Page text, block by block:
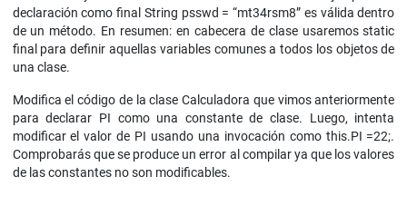
declaración como final String psswd = “mt34rsm8” es válida dentro
de un método. En resumen: en cabecera de clase usaremos static
final para definir aquellas variables comunes a todos los objetos de
una clase.
Modifica el código de la clase Calculadora que vimos anteriormente
para declarar PI como una constante de clase. Luego, intenta
modificar el valor de PI usando una invocación como this.PI =22;.
Comprobarás que se produce un error al compilar ya que los valores
de las constantes no son modificables.